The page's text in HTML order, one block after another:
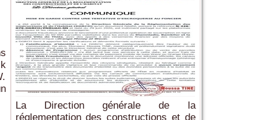
La Direction générale de la
réglementation des constructions et de